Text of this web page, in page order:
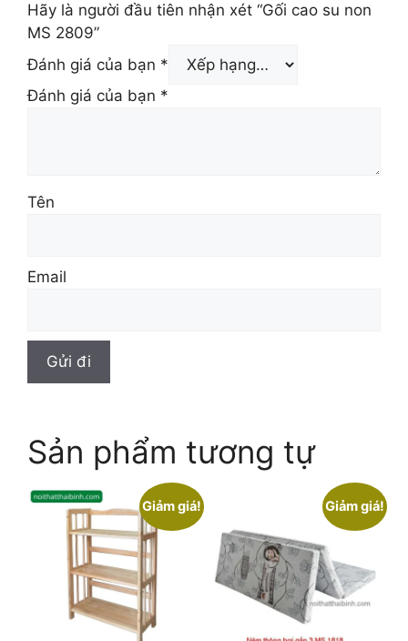
Hãy là người đầu tiên nhận xét “Gối cao su non
MS 2809”
Đánh giá của bạn *
Đánh giá của bạn *
Tên
Email
Sản phẩm tương tự
Giảm giá! Giảm giá!